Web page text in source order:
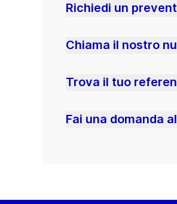
Richiedi un
Chiama il nostro
Trova il tuo
Fai una domanda